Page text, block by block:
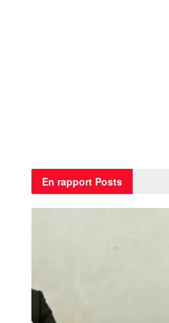
En rapport Posts